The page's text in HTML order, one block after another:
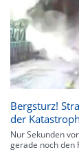
Bergsturz!
der
Nur Sekunden
gerade noch den